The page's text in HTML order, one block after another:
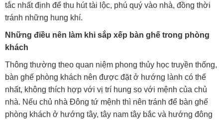
tắc nhất định để thu hút tài lộc, phú quý vào nhà, đồng thời
tránh những hung khí.
Những điều nên làm khi sắp xếp bàn ghế trong phòng
khách
Thông thường theo quan niệm phong thủy học truyền thống,
bàn ghế phòng khách nên được đặt ở hướng lành có thể
nhất, không thích hợp với vị trí hung so với mệnh của chủ
nhà. Nếu chủ nhà Đông tứ mệnh thì nên tránh để bàn ghế
phòng khách ở hướng tây, tây nam tây bắc và hướng đông